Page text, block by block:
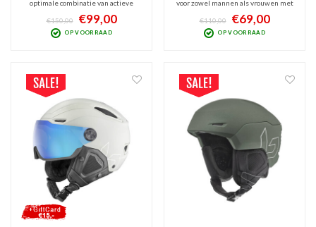
optimale combinatie van actieve
ventilatie, stoer design en
veiligheid. Geschikt voor zowel
allround skiërs als snowboarders die
€150,00 €99,00
OP VOORRAAD
voor zowel mannen als vrouwen met
allround bescherming dankzij de
Avid Progressive EPS schuimvulling.
Voor dit segment een zeer
€110,00 €69,00
OP VOORRAAD